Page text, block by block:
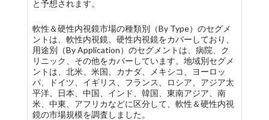
と予想されます。
軟性＆硬性内視鏡市場の種類別（By Type）のセグメ
ントは、軟性内視鏡、硬性内視鏡をカバーしており、
用途別（By Application）のセグメントは、病院、ク
リニック、その他をカバーしています。地域別セグメ
ントは、北米、米国、カナダ、メキシコ、ヨーロッ
パ、ドイツ、イギリス、フランス、ロシア、アジア太
平洋、日本、中国、インド、韓国、東南アジア、南
米、中東、アフリカなどに区分して、軟性＆硬性内視
鏡の市場規模を調査しました。